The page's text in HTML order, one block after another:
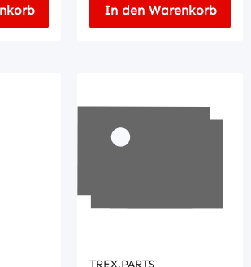
In den Warenkorb
TREX.PARTS